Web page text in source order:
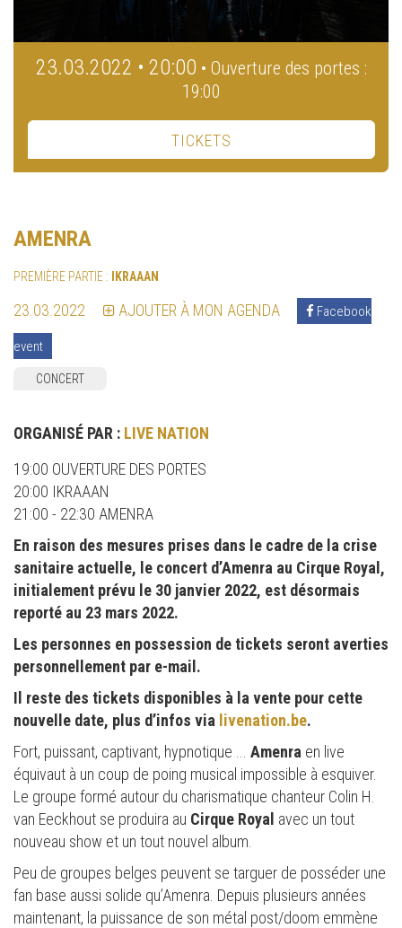
23.03.2022 • 20:00 • Ouverture des portes :
19:00
TICKETS
AMENRA
PREMIÈRE PARTIE : IKRAAAN
23.03.2022 AJOUTER À MON AGENDA Facebook
event
CONCERT
ORGANISÉ PAR : LIVE NATION
19:00 OUVERTURE DES PORTES
20:00 IKRAAAN
21:00 - 22:30 AMENRA
En raison des mesures prises dans le cadre de la crise
sanitaire actuelle, le concert d’Amenra au Cirque Royal,
initialement prévu le 30 janvier 2022, est désormais
reporté au 23 mars 2022.
Les personnes en possession de tickets seront averties
personnellement par e-mail.
Il reste des tickets disponibles à la vente pour cette
nouvelle date, plus d’infos via livenation.be.
Fort, puissant, captivant, hypnotique ... Amenra en live
équivaut à un coup de poing musical impossible à esquiver.
Le groupe formé autour du charismatique chanteur Colin H.
van Eeckhout se produira au Cirque Royal avec un tout
nouveau show et un tout nouvel album.
Peu de groupes belges peuvent se targuer de posséder une
fan base aussi solide qu’Amenra. Depuis plusieurs années
maintenant, la puissance de son métal post/doom emmène